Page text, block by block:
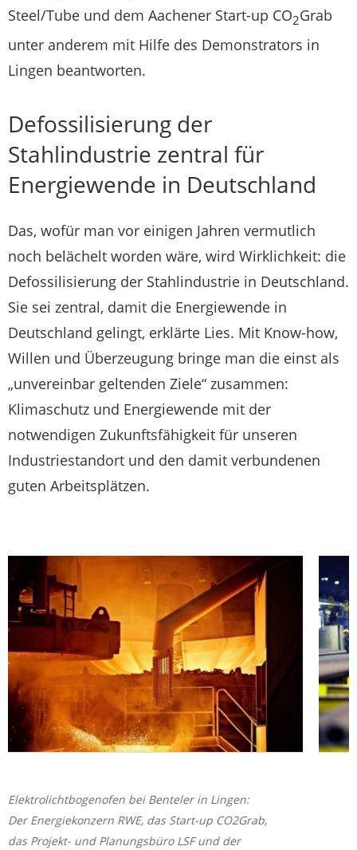
Steel/Tube und dem Aachener Start-up CO2Grab
unter anderem mit Hilfe des Demonstrators in
Lingen beantworten.
Defossilisierung der
Stahlindustrie zentral für
Energiewende in Deutschland
Das, wofür man vor einigen Jahren vermutlich
noch belächelt worden wäre, wird Wirklichkeit: die
Defossilisierung der Stahlindustrie in Deutschland.
Sie sei zentral, damit die Energiewende in
Deutschland gelingt, erklärte Lies. Mit Know-how,
Willen und Überzeugung bringe man die einst als
„unvereinbar geltenden Ziele“ zusammen:
Klimaschutz und Energiewende mit der
notwendigen Zukunftsfähigkeit für unseren
Industriestandort und den damit verbundenen
guten Arbeitsplätzen.
Elektrolichtbogenofen bei Benteler in Lingen:
Der Energiekonzern RWE, das Start-up CO2Grab,
das Projekt- und Planungsbüro LSF und der